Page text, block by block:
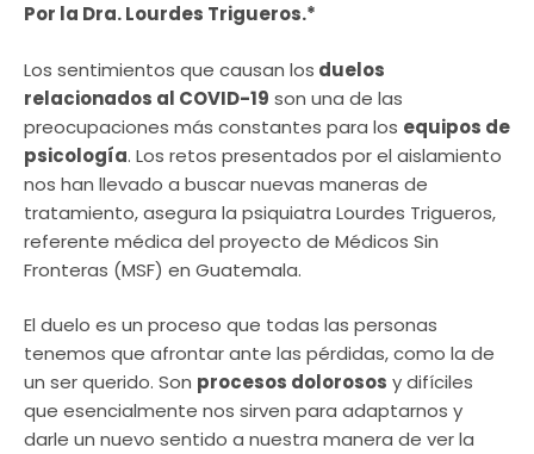
Por la Dra. Lourdes Trigueros.*
Los sentimientos que causan los duelos
relacionados al COVID-19 son una de las
preocupaciones más constantes para los equipos de
psicología. Los retos presentados por el aislamiento
nos han llevado a buscar nuevas maneras de
tratamiento, asegura la psiquiatra Lourdes Trigueros,
referente médica del proyecto de Médicos Sin
Fronteras (MSF) en Guatemala.
El duelo es un proceso que todas las personas
tenemos que afrontar ante las pérdidas, como la de
un ser querido. Son procesos dolorosos y difíciles
que esencialmente nos sirven para adaptarnos y
darle un nuevo sentido a nuestra manera de ver la